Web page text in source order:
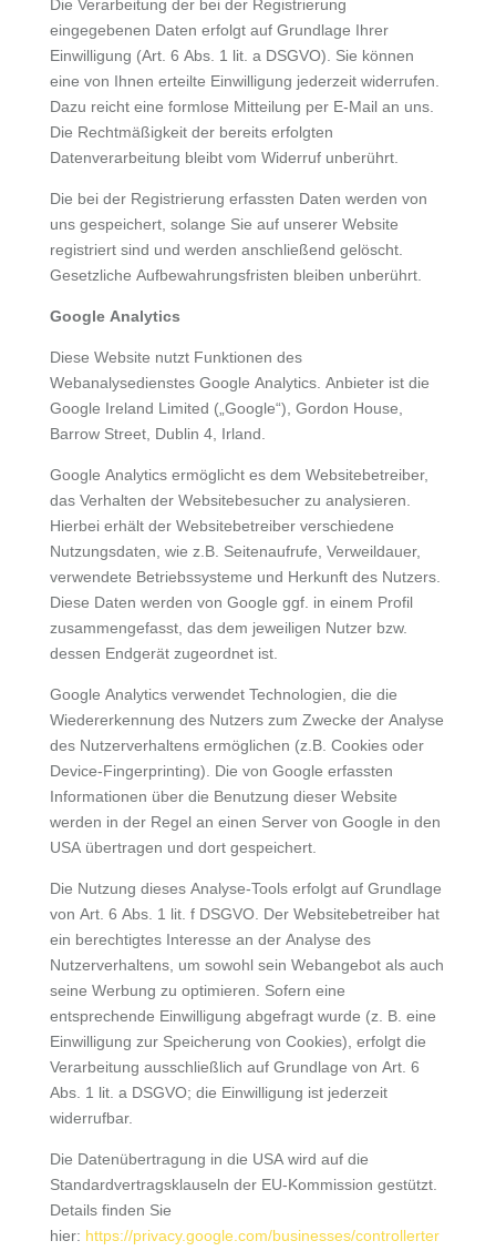
Die Verarbeitung der bei der Registrierung
eingegebenen Daten erfolgt auf Grundlage Ihrer
Einwilligung (Art. 6 Abs. 1 lit. a DSGVO). Sie können
eine von Ihnen erteilte Einwilligung jederzeit widerrufen.
Dazu reicht eine formlose Mitteilung per E-Mail an uns.
Die Rechtmäßigkeit der bereits erfolgten
Datenverarbeitung bleibt vom Widerruf unberührt.
Die bei der Registrierung erfassten Daten werden von
uns gespeichert, solange Sie auf unserer Website
registriert sind und werden anschließend gelöscht.
Gesetzliche Aufbewahrungsfristen bleiben unberührt.
Google Analytics
Diese Website nutzt Funktionen des
Webanalysedienstes Google Analytics. Anbieter ist die
Google Ireland Limited („Google“), Gordon House,
Barrow Street, Dublin 4, Irland.
Google Analytics ermöglicht es dem Websitebetreiber,
das Verhalten der Websitebesucher zu analysieren.
Hierbei erhält der Websitebetreiber verschiedene
Nutzungsdaten, wie z.B. Seitenaufrufe, Verweildauer,
verwendete Betriebssysteme und Herkunft des Nutzers.
Diese Daten werden von Google ggf. in einem Profil
zusammengefasst, das dem jeweiligen Nutzer bzw.
dessen Endgerät zugeordnet ist.
Google Analytics verwendet Technologien, die die
Wiedererkennung des Nutzers zum Zwecke der Analyse
des Nutzerverhaltens ermöglichen (z.B. Cookies oder
Device-Fingerprinting). Die von Google erfassten
Informationen über die Benutzung dieser Website
werden in der Regel an einen Server von Google in den
USA übertragen und dort gespeichert.
Die Nutzung dieses Analyse-Tools erfolgt auf Grundlage
von Art. 6 Abs. 1 lit. f DSGVO. Der Websitebetreiber hat
ein berechtigtes Interesse an der Analyse des
Nutzerverhaltens, um sowohl sein Webangebot als auch
seine Werbung zu optimieren. Sofern eine
entsprechende Einwilligung abgefragt wurde (z. B. eine
Einwilligung zur Speicherung von Cookies), erfolgt die
Verarbeitung ausschließlich auf Grundlage von Art. 6
Abs. 1 lit. a DSGVO; die Einwilligung ist jederzeit
widerrufbar.
Die Datenübertragung in die USA wird auf die
Standardvertragsklauseln der EU-Kommission gestützt.
Details finden Sie
hier: https://privacy.google.com/businesses/controllerter